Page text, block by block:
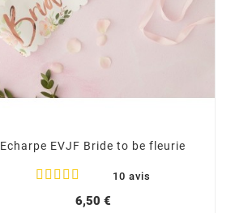
Echarpe EVJF Bride to be fleurie
10 avis
6,50 €